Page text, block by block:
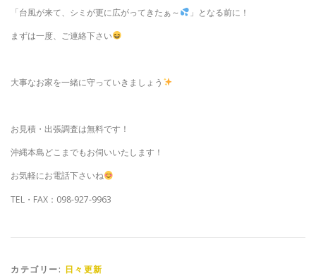
「台風が来て、シミが更に広がってきたぁ～
」となる前に！
まずは一度、ご連絡下さい
大事なお家を一緒に守っていきましょう
お見積・出張調査は無料です！
沖縄本島どこまでもお伺いいたします！
お気軽にお電話下さいね
TEL・FAX：098-927-9963
カテゴリー: 日々更新